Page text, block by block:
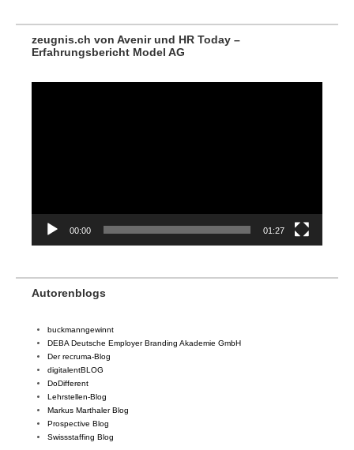
zeugnis.ch von Avenir und HR Today –
Erfahrungsbericht Model AG
00:00 01:27
Autorenblogs
buckmanngewinnt
DEBA Deutsche Employer Branding Akademie GmbH
Der recruma-Blog
digitalentBLOG
DoDifferent
Lehrstellen-Blog
Markus Marthaler Blog
Prospective Blog
Swissstaffing Blog